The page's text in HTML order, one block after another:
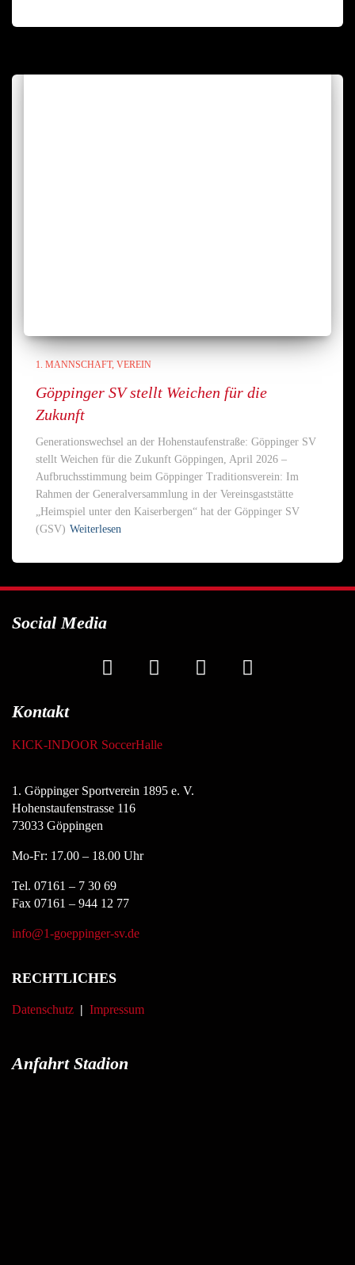
1. MANNSCHAFT VEREIN
Göppinger SV stellt Weichen für die
Zukunft
Generationswechsel an der Hohenstaufenstraße: Göppinger SV
stellt Weichen für die Zukunft Göppingen, April 2026 –
Aufbruchsstimmung beim Göppinger Traditionsverein: Im
Rahmen der Generalversammlung in der Vereinsgaststätte
„Heimspiel unter den Kaiserbergen“ hat der Göppinger SV
(GSV) Weiterlesen
Social Media
Kontakt
KICK-INDOOR SoccerHalle
1. Göppinger Sportverein 1895 e. V.
Hohenstaufenstrasse 116
73033 Göppingen
Mo-Fr: 17.00 – 18.00 Uhr
Tel. 07161 – 7 30 69
Fax 07161 – 944 12 77
info@1-goeppinger-sv.de
RECHTLICHES
Datenschutz | Impressum
Anfahrt Stadion